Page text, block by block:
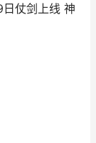
仗剑上线 神